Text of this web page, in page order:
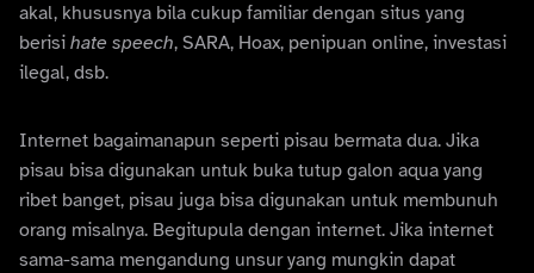
akal, khususnya bila cukup familiar dengan situs yang
berisi hate speech, SARA, Hoax, penipuan online, investasi
ilegal, dsb.
Internet bagaimanapun seperti pisau bermata dua. Jika
pisau bisa digunakan untuk buka tutup galon aqua yang
ribet banget, pisau juga bisa digunakan untuk membunuh
orang misalnya. Begitupula dengan internet. Jika internet
sama-sama mengandung unsur yang mungkin dapat